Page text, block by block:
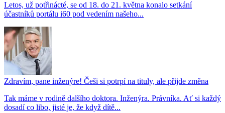
Letos, už potřinácté, se od 18. do 21. května konalo setkání
účastníků portálu i60 pod vedením našeho...
Zdravím, pane inženýre! Češi si potrpí na tituly, ale přijde změna
Tak máme v rodině dalšího doktora. Inženýra. Právníka. Ať si každý
dosadí co libo, jisté je, že když dítě...